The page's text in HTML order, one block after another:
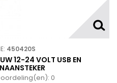
450420S
12-24 VOLT USB EN
0